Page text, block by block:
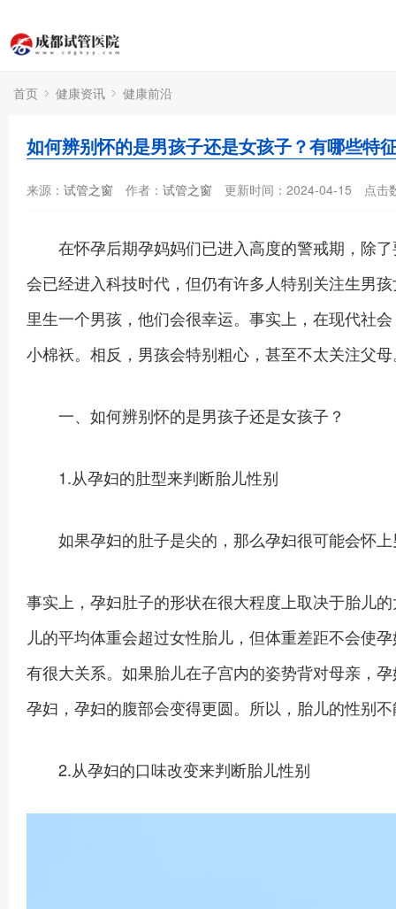
首页 健康资讯 健康前沿
如何辨别怀的是男孩子还是女孩子？有哪些特
来源： 试管之窗 作者： 试管之窗 更新时间：2024-04-15 点击
在怀孕后期孕妈妈们已进入高度的警戒期，除了
会已经进入科技时代，但仍有许多人特别关注生男
里生一个男孩，他们会很幸运。事实上，在现代社
小棉袄。相反，男孩会特别粗心，甚至不太关注父
一、如何辨别怀的是男孩子还是女孩子？
1.从孕妇的肚型来判断胎儿性别
如果孕妇的肚子是尖的，那么孕妇很可能会怀上
事实上，孕妇肚子的形状在很大程度上取决于胎儿
儿的平均体重会超过女性胎儿，但体重差距不会使
有很大关系。如果胎儿在子宫内的姿势背对母亲，
孕妇，孕妇的腹部会变得更圆。所以，胎儿的性别
2.从孕妇的口味改变来判断胎儿性别